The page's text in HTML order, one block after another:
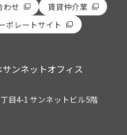
わせ
賃貸仲介業
ポレートサイト
ンネットオフィス
目4-1 サンネットビル5階